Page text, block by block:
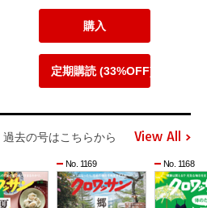
購入
定期購読 (33%OFF)
過去の号はこちらから View All
No. 1169 No. 1168